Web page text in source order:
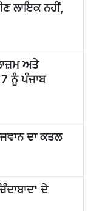
ਲਾਇਕ ਨਹੀਂ,
ਅਤੇ
ਨੂੰ ਪੰਜਾਬ
ਦਾ ਕਤਲ
ਦੇ